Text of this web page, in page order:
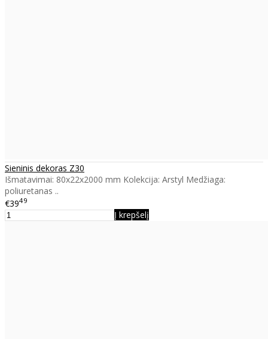
Sieninis dekoras Z30
Išmatavimai: 80x22x2000 mm Kolekcija: Arstyl Medžiaga:
poliuretanas ..
€3949
Į krepšelį